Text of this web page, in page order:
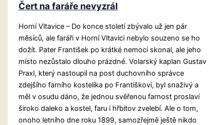
Čert na faráře nevyzrál
Horní Vltavice – Do konce století zbývalo už jen pár
měsíců, ale faráři v Horní Vltavici nebylo souzeno se ho
dožít. Pater František po krátké nemoci skonal, ale jeho
místo nezůstalo dlouho prázdné. Volarský kaplan Gustav
Praxl, který nastoupil na post duchovního správce
zdejšího farního kostelíka po Františkovi, byl snaživý a
měl v osudu dáno, že jednou svěřenou farnost proslaví
široko daleko a kostel, faru i hřbitov zvelebí. Ale o tom,
onoho letního dne roku 1899, samozřejmě ještě nikdo